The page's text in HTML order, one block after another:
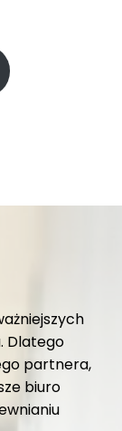
Dlatego
partnera,
biuro